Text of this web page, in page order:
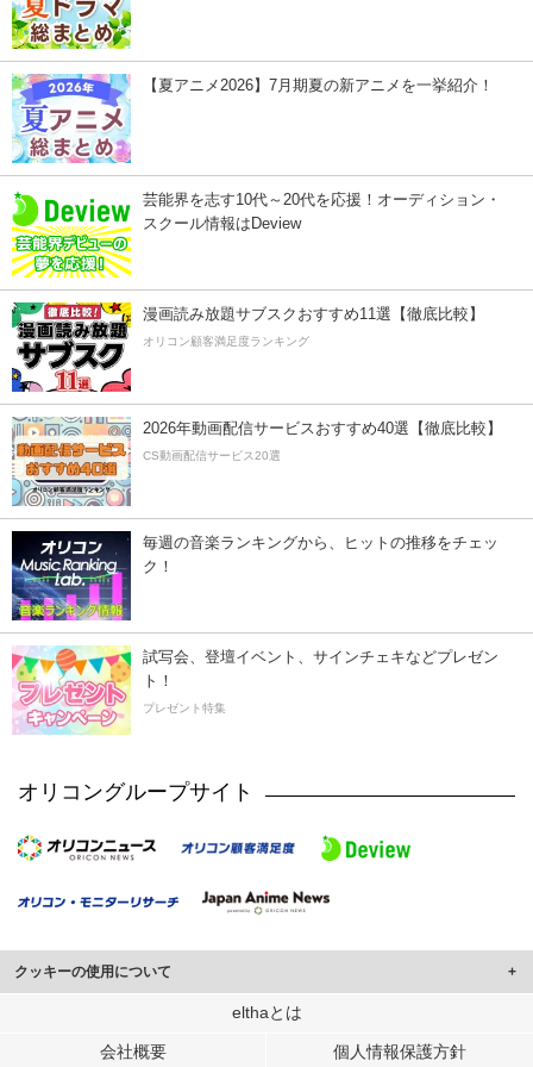
【夏アニメ2026】7月期夏の新アニメを一挙紹介！
芸能界を志す10代～20代を応援！オーディション・
スクール情報はDeview
漫画読み放題サブスクおすすめ11選【徹底比較】
オリコン顧客満足度ランキング
2026年動画配信サービスおすすめ40選【徹底比較】
CS動画配信サービス20選
毎週の音楽ランキングから、ヒットの推移をチェッ
ク！
試写会、登壇イベント、サインチェキなどプレゼン
ト！
プレゼント特集
オリコングループサイト
クッキーの使用について
このサイトでは Cookie を使用して、ユーザーに合わせたコンテンツや広告の
行っています。
elthaとは
会社概要 個人情報保護方針